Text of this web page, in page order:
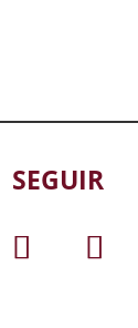
SEGUIR